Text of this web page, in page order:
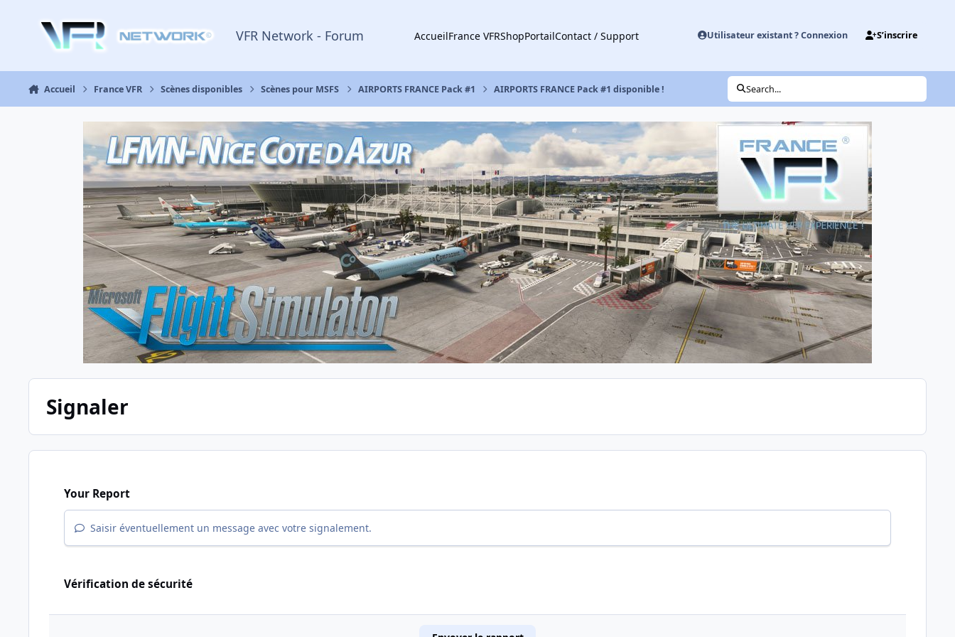
VFR Network - Forum AccueilFrance VFRShopPortailContact / Support Utilisateur existant ? Connexion S’inscrire
Accueil France VFR Scènes disponibles Scènes pour MSFS AIRPORTS FRANCE Pack #1 AIRPORTS FRANCE Pack #1 disponible ! Search...
Signaler
Your Report
Saisir éventuellement un message avec votre signalement.
Vérification de sécurité